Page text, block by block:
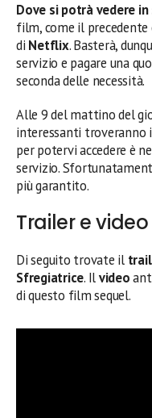
Dove si potrà vedere
film, come il
di Netflix. Basterà,
servizio e pagare una
seconda delle necessità.
Alle 9 del mattino del
interessanti troveranno
per potervi accedere è
servizio.
più garantito.
Trailer e video
Di seguito trovate il
Sfregiatrice. Ilvideo
di questo film sequel.